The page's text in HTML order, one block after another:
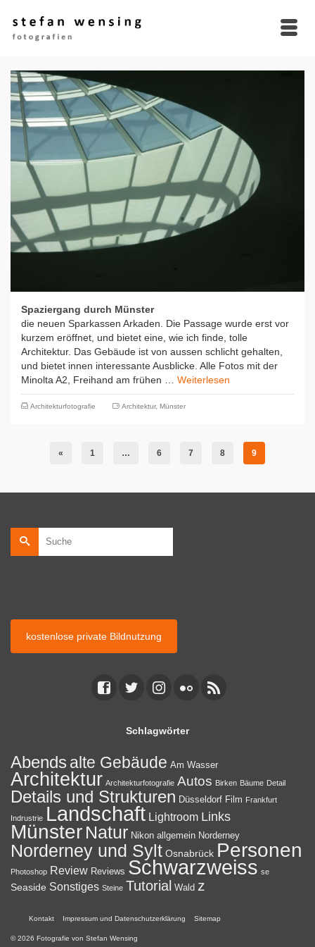
Spaziergang durch Münster
die neuen Sparkassen Arkaden. Die Passage wurde erst vor
kurzem eröffnet, und bietet eine, wie ich finde, tolle
Architektur. Das Gebäude ist von aussen schlicht gehalten,
und bietet innen interessante Ausblicke. Alle Fotos mit der
Minolta A2, Freihand am frühen … Weiterlesen
Architekturfotografie Architektur, Münster
« 1 … 6 7 8 9
Suche
nach:
kostenlose private Bildnutzung
Schlagwörter
Abends alte Gebäude Am Wasser
Architektur Architekturfotografie Autos Birken Bäume Detail
Details und Strukturen Düsseldorf Film Frankfurt
Indrustrie Landschaft Lightroom Links
Münster Natur Nikon allgemein Norderney
Norderney und Sylt Osnabrück Personen
Photoshop Review Reviews Schwarzweiss se
Seaside Sonstiges Steine Tutorial Wald z
Kontakt Impressum und Datenschutzerklärung Sitemap
© 2026 Fotografie von Stefan Wensing